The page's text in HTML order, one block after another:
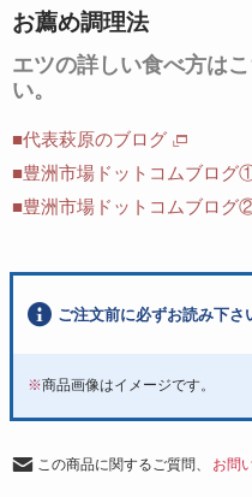
お薦め調理法
エツの詳しい食べ方は
い。
■代表萩原のブログ
■豊洲市場ドットコムブログ
■豊洲市場ドットコムブログ
ご注文前に必ずお読み下さ
※商品画像はイメージです。
この商品に関するご質問、 お問